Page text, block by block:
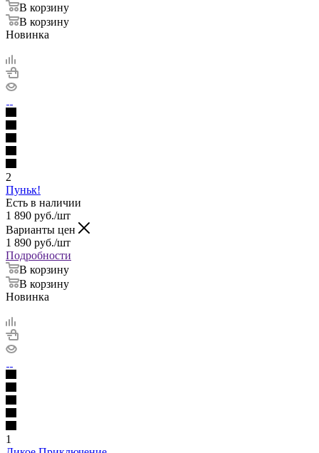
В корзину
В корзину
Новинка
2
Пуньк!
Есть в наличии
1 890 руб./шт
Варианты цен
1 890 руб./шт
Подробности
В корзину
В корзину
Новинка
1